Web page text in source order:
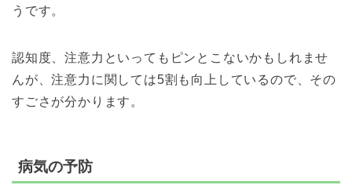
うです。
認知度、注意力といってもピンとこないかもしれませ
んが、注意力に関しては5割も向上しているので、その
すごさが分かります。
病気の予防